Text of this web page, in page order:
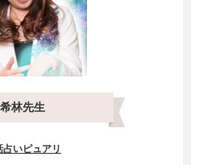
希林先生
占いピュアリ